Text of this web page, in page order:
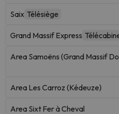
Saix Télésiège
Grand Massif Express
Area Samoëns (Grand Massif
Area Les Carroz (Kédeuze)
Area Sixt Fer à Cheval